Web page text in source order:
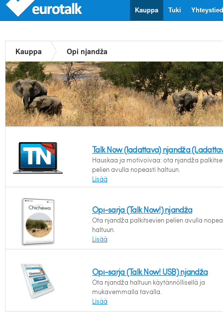
Tuki
Kauppa
Kauppa Opi njandža
Talk Now (ladattava) njandža
Hauskaa ja motivoivaa: ota njandža
pelien avulla nopeasti haltuun.
Lisää
Opi-sarja (Talk Now!) njandža
Ota njandža palkitsevien pelien avulla
haltuun.
Lisää
Opi-sarja (Talk Now! USB) njandža
Ota njandža haltuun käytännöllisellä ja
mukavemmalla tavalla.
Lisää